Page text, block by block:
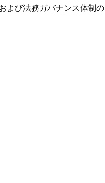
よび法務ガバナンス体制の